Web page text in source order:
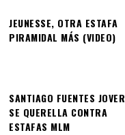
JEUNESSE, OTRA ESTAFA
PIRAMIDAL MÁS (VIDEO)
SANTIAGO FUENTES JOVER
SE QUERELLA CONTRA
ESTAFAS MLM